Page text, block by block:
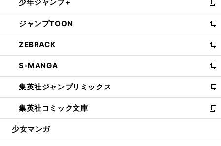
く
で
開
く
ド
ウ
で
開
く
ィ
ン
ド
ウ
で
開
く
い
ウ
ィ
ン
ド
ウ
で
開
く
少年ジャンプ+
新
し
い
ウ
ィ
ン
ド
ウ
で
開
く
ジャンプTOON
新
し
い
ウ
ィ
ン
ド
ウ
で
開
ZEBRACK
新
し
い
ウ
ィ
ン
ド
ウ
開
S-MANGA
新
し
い
ウ
ィ
ン
ウ
集英社ジャンプリミックス
新
し
い
ウ
ン
集英社コミック文庫
新
し
ウ
少女マンガ